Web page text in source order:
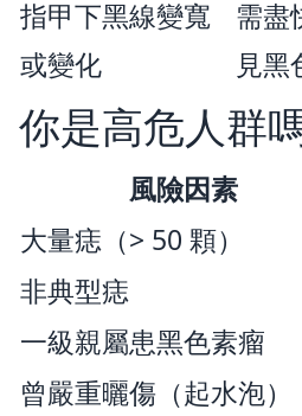
指甲下黑線變寬
或變化
需盡
見黑
你是高危人群
風險因素
大量痣（> 50 顆）
非典型痣
一級親屬患黑色素瘤
曾嚴重曬傷（起水泡）